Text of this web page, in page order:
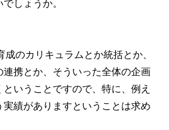
しょうか。
のカリキュラムとか統括とか、
連携とか、そういった全体の企画
いうことですので、特に、例え
績がありますということは求め